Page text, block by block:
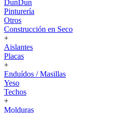
DunDun
Pinturería
Otros
Construcción en Seco
+
Aislantes
Placas
+
Enduídos / Masillas
Yeso
Techos
+
Molduras